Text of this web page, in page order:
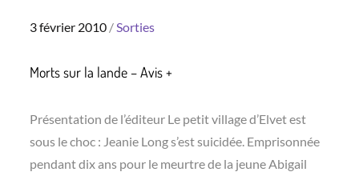
Posted
3 février 2010 Sorties
Morts sur la lande – Avis +
Présentation de l’éditeur Le petit village d’Elvet est
sous le choc : Jeanie Long s’est suicidée. Emprisonnée
pendant dix ans pour le meurtre de la jeune Abigail